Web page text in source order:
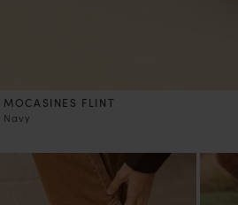
MOCASINES FLINT
Navy